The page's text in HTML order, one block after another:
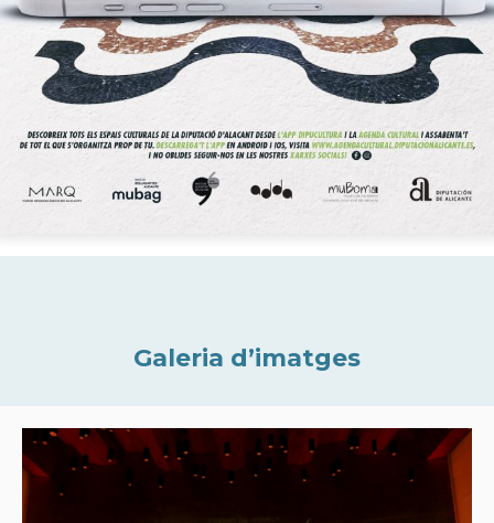
Galeria d’imatges